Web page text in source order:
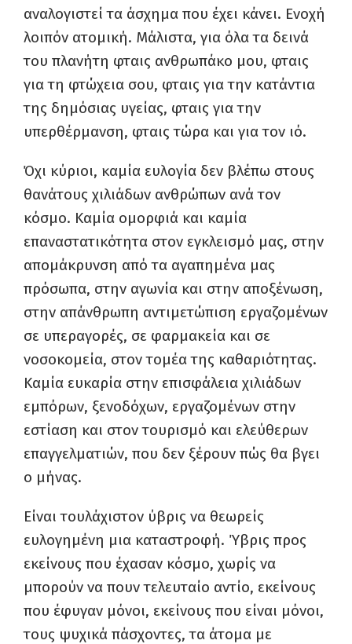
αναλογιστεί τα άσχημα που έχει κάνει. Ενοχή
λοιπόν ατομική. Μάλιστα, για όλα τα δεινά
του πλανήτη φταις ανθρωπάκο μου, φταις
για τη φτώχεια σου, φταις για την κατάντια
της δημόσιας υγείας, φταις για την
υπερθέρμανση, φταις τώρα και για τον ιό.
Όχι κύριοι, καμία ευλογία δεν βλέπω στους
θανάτους χιλιάδων ανθρώπων ανά τον
κόσμο. Καμία ομορφιά και καμία
επαναστατικότητα στον εγκλεισμό μας, στην
απομάκρυνση από τα αγαπημένα μας
πρόσωπα, στην αγωνία και στην αποξένωση,
στην απάνθρωπη αντιμετώπιση εργαζομένων
σε υπεραγορές, σε φαρμακεία και σε
νοσοκομεία, στον τομέα της καθαριότητας.
Καμία ευκαρία στην επισφάλεια χιλιάδων
εμπόρων, ξενοδόχων, εργαζομένων στην
εστίαση και στον τουρισμό και ελεύθερων
επαγγελματιών, που δεν ξέρουν πώς θα βγει
ο μήνας.
Είναι τουλάχιστον ύβρις να θεωρείς
ευλογημένη μια καταστροφή. Ύβρις προς
εκείνους που έχασαν κόσμο, χωρίς να
μπορούν να πουν τελευταίο αντίο, εκείνους
που έφυγαν μόνοι, εκείνους που είναι μόνοι,
τους ψυχικά πάσχοντες, τα άτομα με